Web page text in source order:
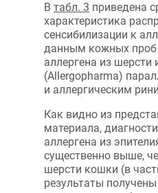
В табл. 3 приведена
характеристика
сенсибилизации к
данным кожных проб
аллергена из шерсти
(Allergopharma)
и аллергическим
Как видно из
материала,
аллергена из
существенно выше,
шерсти кошки (в
результаты